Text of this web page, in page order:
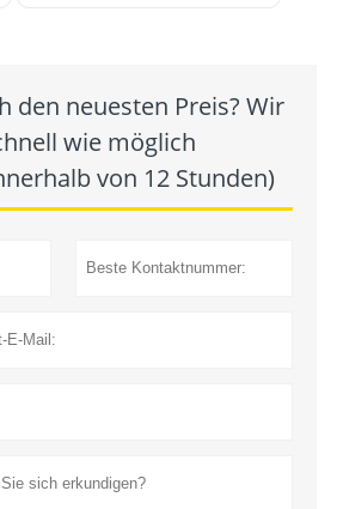
den neuesten Preis? Wir
wie möglich
von 12 Stunden)